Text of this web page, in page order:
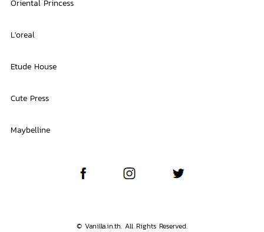
Oriental Princess
L'oreal
Etude House
Cute Press
Maybelline
© Vanilla.in.th. All Rights Reserved.